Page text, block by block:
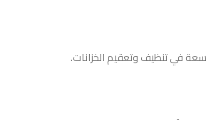
في تنظيف وتعقيم الخزانات.